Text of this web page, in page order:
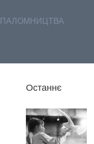
ПАЛОМНИЦТВА
Останнє